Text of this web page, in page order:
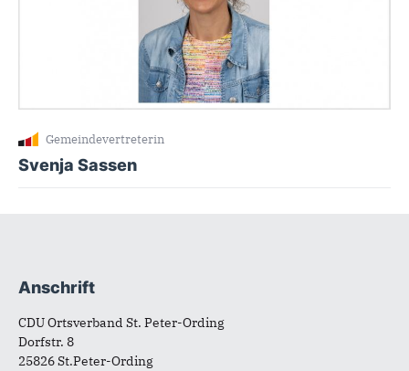
Gemeindevertreterin
Svenja Sassen
Fußbereich
Anschrift
CDU Ortsverband St. Peter-Ording
Dorfstr. 8
25826 St.Peter-Ording